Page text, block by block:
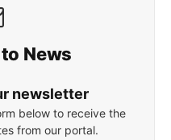
News
newsletter
below to receive the
from our portal.